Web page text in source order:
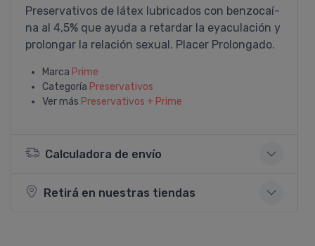
Preservativos de látex lubricados con benzocaí­
na al 4,5% que ayuda a retardar la eyaculación y
prolongar la relación sexual. Placer Prolongado.
Marca Prime
Categoría Preservativos
Ver más Preservativos + Prime
Calculadora de envío
Retirá en nuestras tiendas